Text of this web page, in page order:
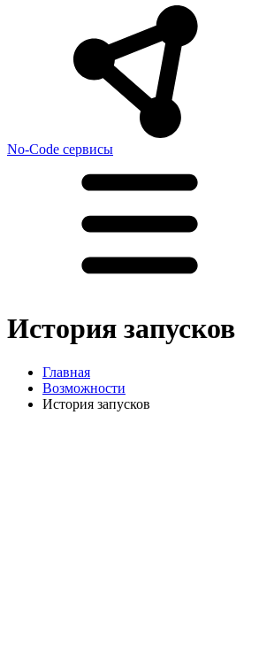
No-Code сервисы
История запусков
Главная
Возможности
История запусков